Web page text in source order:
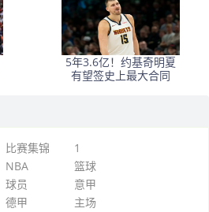
5年3.6亿！约基奇明夏
有望签史上最大合同
比赛集锦
1
NBA
篮球
球员
意甲
德甲
主场